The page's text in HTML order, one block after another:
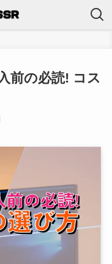
前の必読! コス